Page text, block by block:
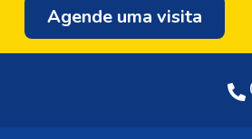
Agende uma visita